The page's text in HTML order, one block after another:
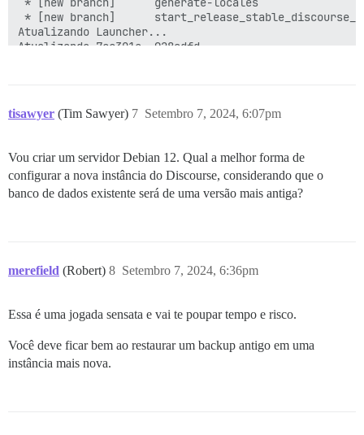
* [new branch]
Atualizando Launcher...
Atualizando 7cc301e..928adfd
create mode 100644 templates/
Launcher atualizado, reiniciando...
tisawyer (Tim Sawyer) Setembro 7, 2024, 6:07pm
7
Vou criar um servidor Debian 12. Qual a melhor forma de
configurar a nova instância do Discourse, considerando que o
banco de dados existente será de uma versão mais antiga?
merefield (Robert) Setembro 7, 2024, 6:36pm
8
Essa é uma jogada sensata e vai te poupar tempo e risco.
Você deve ficar bem ao restaurar um backup antigo em uma
instância mais nova.